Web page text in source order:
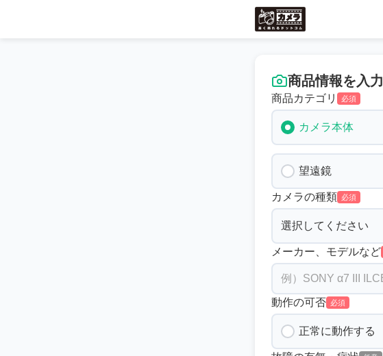
商品情報を入力
商品カテゴリ 必須
カメラ本体
望遠鏡
カメラの種類 必須
メーカー、モデルなど
動作の可否 必須
正常に動作する